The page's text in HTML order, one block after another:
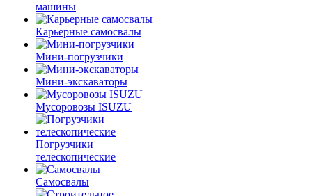
машины
Карьерные самосвалы
Мини-погрузчики
Мини-экскаваторы
Мусоровозы ISUZU
Погрузчики
телескопические
Самосвалы